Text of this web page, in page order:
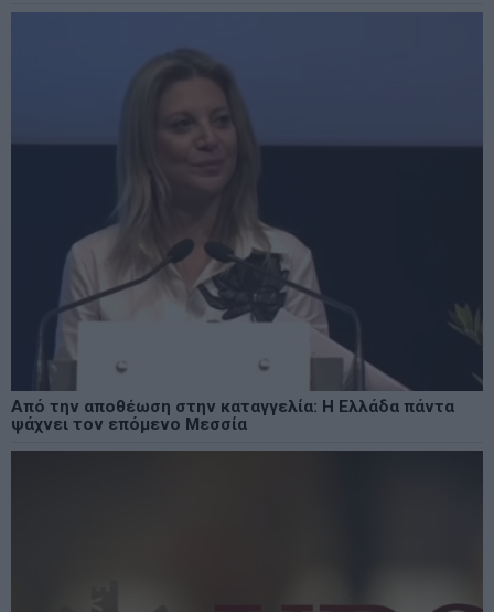
Από την αποθέωση στην καταγγελία: Η Ελλάδα πάντα
ψάχνει τον επόμενο Μεσσία